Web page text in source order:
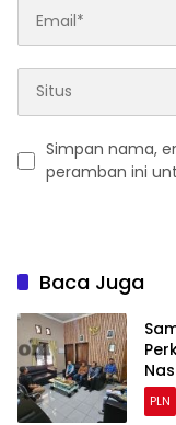
Simpan nama,
peramban ini
Baca Juga
PLN